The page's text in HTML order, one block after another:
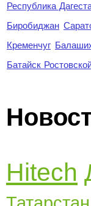
Республика
Биробиджан
Кременчуг
Батайск
Hitech